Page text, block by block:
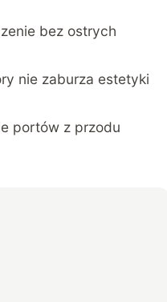
bez ostrych
nie zaburza estetyki
portów z przodu